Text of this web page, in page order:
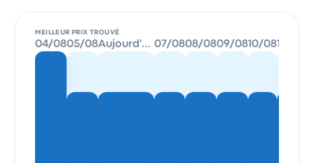
MEILLEUR PRIX TROUVÉ
04/0805/08 Aujourd'hui 07/0808/0809/0810/0811/08